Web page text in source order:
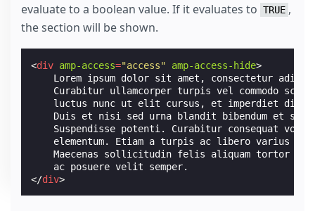
evaluate to a boolean value. If it evaluates to TRUE ,
the section will be shown.
<div amp-access="access" amp-access-hide>
Lorem ipsum dolor sit amet, consectetur
Curabitur ullamcorper turpis vel commodo
luctus nunc ut elit cursus, et imperdiet diam
Duis et nisi sed urna blandit bibendum et sit
Suspendisse potenti. Curabitur consequat
elementum. Etiam a turpis ac libero varius
Maecenas sollicitudin felis aliquam tortor
</div>